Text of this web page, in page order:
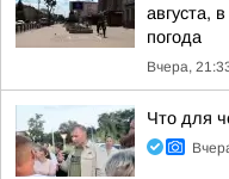
августа,
погода
Вчера,
Что для